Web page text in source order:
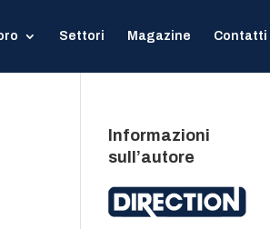
Settori Magazine Contatti
Informazioni
sull’autore